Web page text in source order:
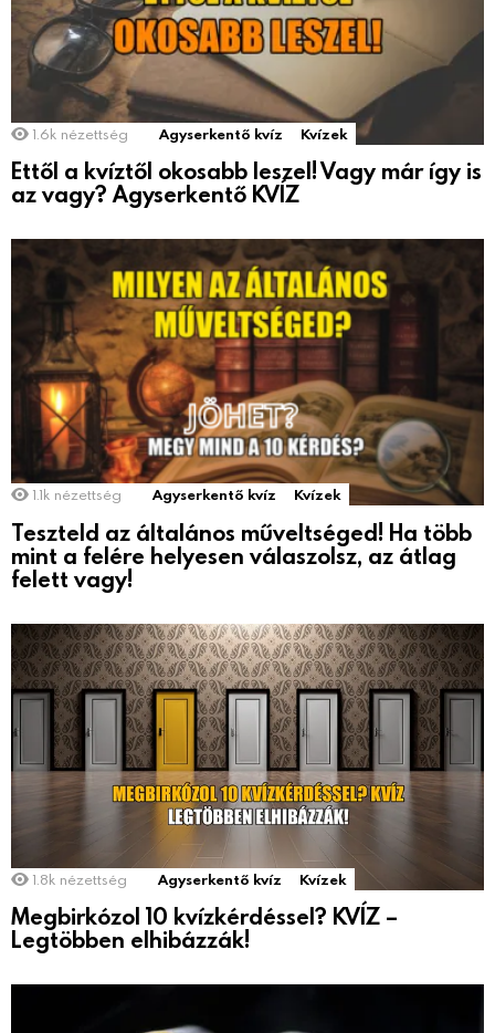
1.6k nézettség Agyserkentő kvíz Kvízek
Ettől a kvíztől okosabb leszel! Vagy már így is
az vagy? Agyserkentő KVÍZ
1.1k nézettség Agyserkentő kvíz Kvízek
Teszteld az általános műveltséged! Ha több
mint a felére helyesen válaszolsz, az átlag
felett vagy!
1.8k nézettség Agyserkentő kvíz Kvízek
Megbirkózol 10 kvízkérdéssel? KVÍZ –
Legtöbben elhibázzák!